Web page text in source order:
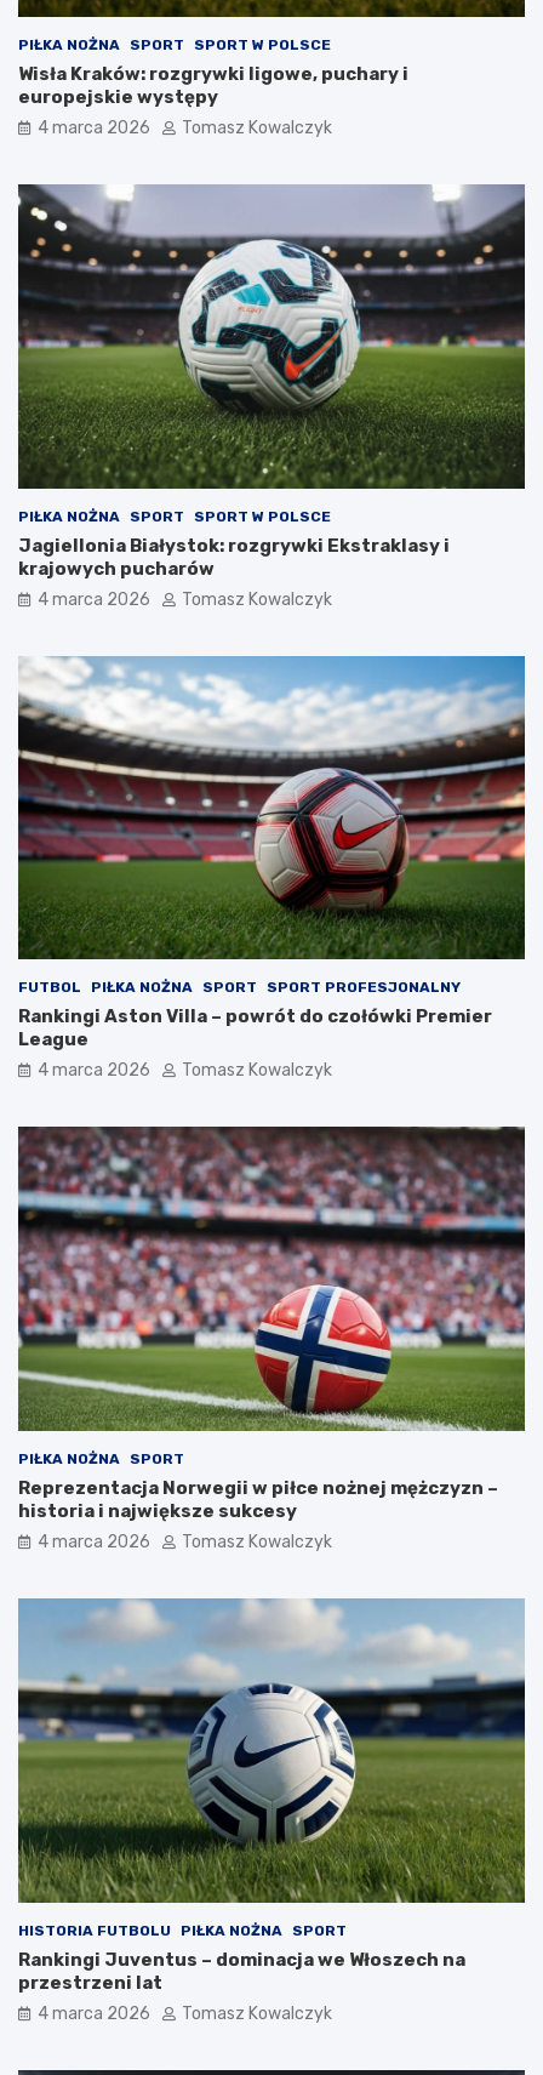
PIŁKA NOŻNA SPORT SPORT W POLSCE
Wisła Kraków: rozgrywki ligowe, puchary i
europejskie występy
4 marca 2026 Tomasz Kowalczyk
PIŁKA NOŻNA SPORT SPORT W POLSCE
Jagiellonia Białystok: rozgrywki Ekstraklasy i
krajowych pucharów
4 marca 2026 Tomasz Kowalczyk
FUTBOL PIŁKA NOŻNA SPORT SPORT PROFESJONALNY
Rankingi Aston Villa – powrót do czołówki Premier
League
4 marca 2026 Tomasz Kowalczyk
PIŁKA NOŻNA SPORT
Reprezentacja Norwegii w piłce nożnej mężczyzn –
historia i największe sukcesy
4 marca 2026 Tomasz Kowalczyk
HISTORIA FUTBOLU PIŁKA NOŻNA SPORT
Rankingi Juventus – dominacja we Włoszech na
przestrzeni lat
4 marca 2026 Tomasz Kowalczyk